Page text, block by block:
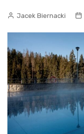
Jacek Biernacki